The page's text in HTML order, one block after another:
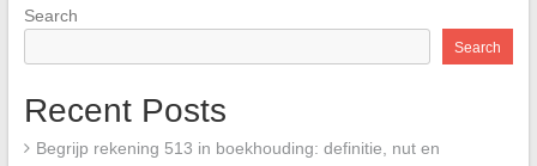
Search
Search
Recent Posts
Begrijp rekening 513 in boekhouding: definitie, nut en